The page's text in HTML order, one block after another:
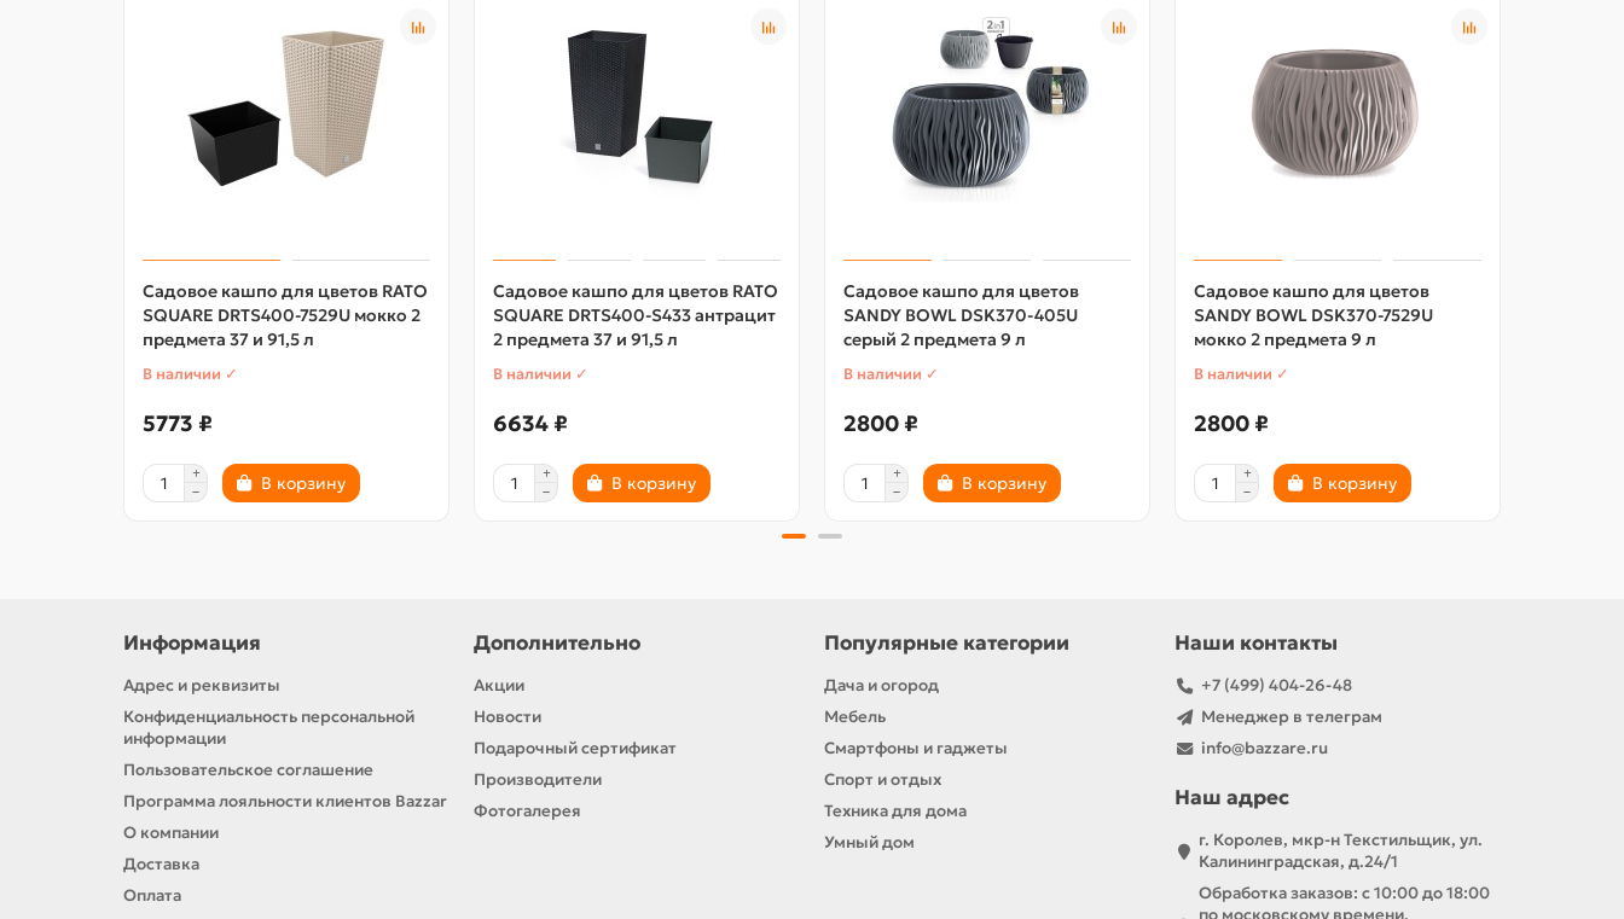
Садовое кашпо для цветов RATO
SQUARE DRTS400-7529U мокко 2
предмета 37 и 91,5 л
В наличии ✓
5773 ₽
В корзину
Садовое кашпо для цветов RATO
SQUARE DRTS400-S433 антрацит
2 предмета 37 и 91,5 л
В наличии ✓
6634 ₽
В корзину
Садовое кашпо для цветов
SANDY BOWL DSK370-405U
серый 2 предмета 9 л
В наличии ✓
2800 ₽
В корзину
Садовое кашпо для цветов
SANDY BOWL DSK370-7529U
мокко 2 предмета 9 л
В наличии ✓
2800 ₽
В корзину
Информация
Адрес и реквизиты
Конфиденциальность персональной
информации
Пользовательское соглашение
Программа лояльности клиентов Bazzar
О компании
Доставка
Оплата
Дополнительно
Акции
Новости
Подарочный сертификат
Производители
Фотогалерея
Популярные категории
Дача и огород
Мебель
Смартфоны и гаджеты
Спорт и отдых
Техника для дома
Умный дом
Наши контакты
+7 (499) 404-26-48
Менеджер в телеграм
info@bazzare.ru
Наш адрес
г. Королев, мкр-н Текстильщик, ул.
Калининградская, д.24/1
Обработка заказов: с 10:00 до 18:00